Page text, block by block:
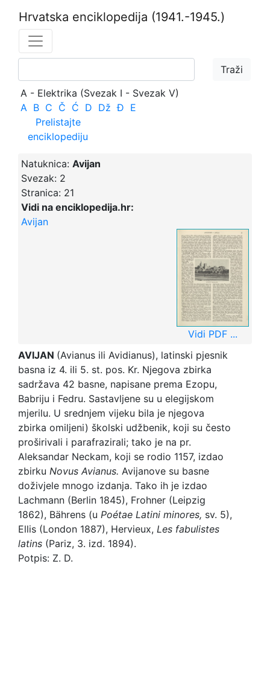
Hrvatska enciklopedija (1941.-1945.)
A - Elektrika (Svezak I - Svezak V)
A B C Č Ć D Dž Đ E
Prelistajte
enciklopediju
Natuknica: Avijan
Svezak: 2
Stranica: 21
Vidi na enciklopedija.hr:
Avijan
Vidi PDF ...
AVIJAN (Avianus ili Avidianus), latinski pjesnik
basna iz 4. ili 5. st. pos. Kr. Njegova zbirka
sadržava 42 basne, napisane prema Ezopu,
Babriju i Fedru. Sastavljene su u elegijskom
mjerilu. U srednjem vijeku bila je njegova
zbirka omiljeni) školski udžbenik, koji su često
proširivali i parafrazirali; tako je na pr.
Aleksandar Neckam, koji se rodio 1157, izdao
zbirku Novus Avianus. Avijanove su basne
doživjele mnogo izdanja. Tako ih je izdao
Lachmann (Berlin 1845), Frohner (Leipzig
1862), Bährens (u Poétae Latini minores, sv. 5),
Ellis (London 1887), Hervieux, Les fabulistes
latins (Pariz, 3. izd. 1894).
Potpis: Z. D.